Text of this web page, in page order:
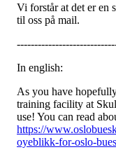
Vi forstår at det er en
til oss på mail.
In english:
As you have
training facility at
use! You can read
https://
oyeblikk-for-oslo-